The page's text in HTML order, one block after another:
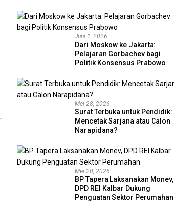
Rumah
Juni 1, 2026
Dari Moskow ke Jakarta:
Pelajaran Gorbachev bagi
Politik Konsensus Prabowo
Mei 28, 2026
Surat Terbuka untuk Pendidik:
Mencetak Sarjana atau Calon
Narapidana?
Mei 20, 2026
BP Tapera Laksanakan Monev,
DPD REI Kalbar Dukung
Penguatan Sektor Perumahan